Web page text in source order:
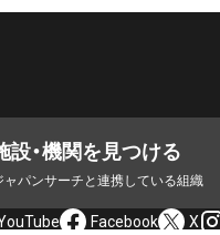
設・機関を見つける
ャパンサーチと連携している組織
Facebook X